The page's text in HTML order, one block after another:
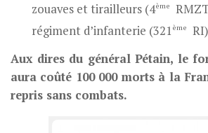
zouaves et tirailleurs (4ème
régiment d’infanterie (321 ème
Aux dires du général Pétain, le
aura coûté 100 000 morts à la
repris sans combats.